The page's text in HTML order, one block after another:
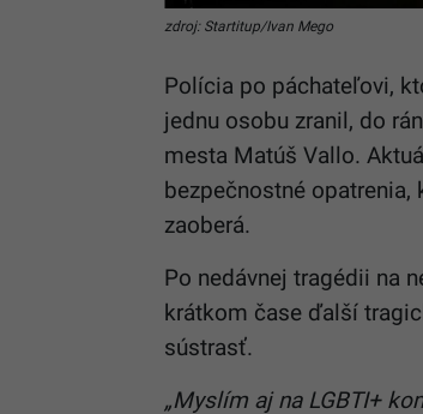
zdroj: Startitup/Ivan Mego
Polícia po páchateľovi,
jednu osobu zranil, do
mesta Matúš Vallo.
bezpečnostné
zaoberá.
Po nedávnej tragédii na
krátkom čase ďalší
sústrasť.
„Myslím aj na LGBTI+